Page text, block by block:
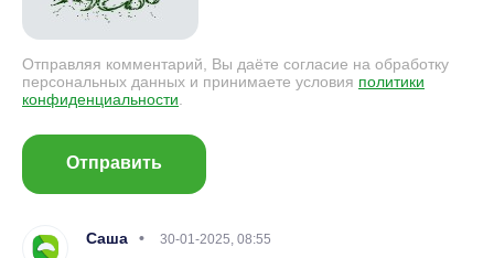
Отправляя комментарий, Вы даёте согласие на обработку
персональных данных и принимаете условия политики
конфиденциальности
Отправить
Саша 30-01-2025, 08:55